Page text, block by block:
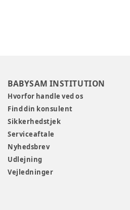
BABYSAM INSTITUTION
Hvorfor handle ved os
Find din konsulent
Sikkerhedstjek
Serviceaftale
Nyhedsbrev
Udlejning
Vejledninger